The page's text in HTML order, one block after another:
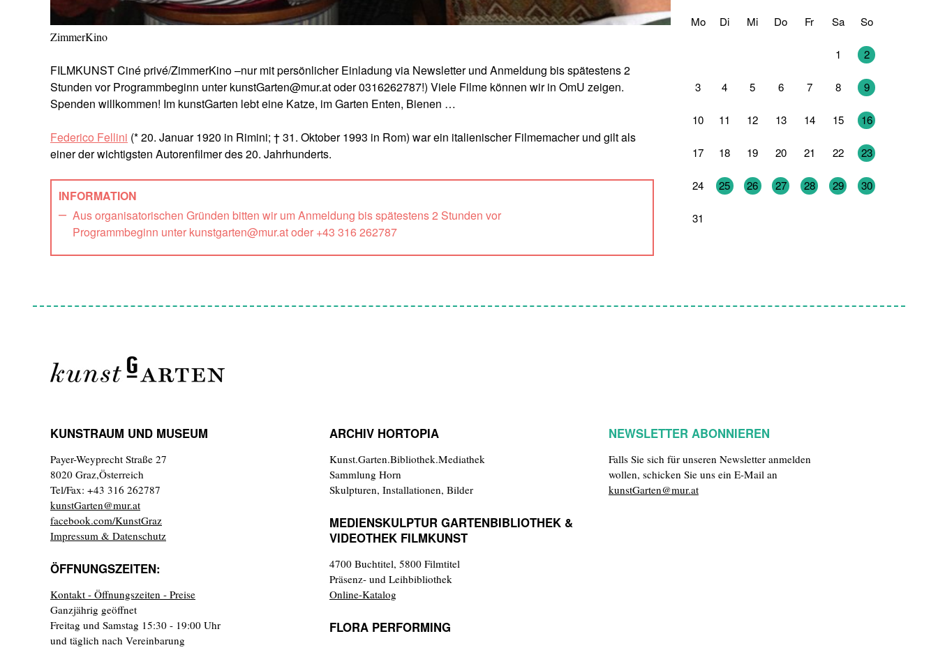
ZimmerKino
FILMKUNST Ciné privé/ZimmerKino –nur mit persönlicher Einladung via Newsletter und Anmeldung bis spätestens 2
Stunden vor Programmbeginn unter kunstGarten@mur.at oder 0316262787!) Viele Filme können wir in OmU zeigen.
Spenden willkommen! Im kunstGarten lebt eine Katze, im Garten Enten, Bienen …
Federico Fellini (* 20. Januar 1920 in Rimini; † 31. Oktober 1993 in Rom) war ein italienischer Filmemacher und gilt als
einer der wichtigsten Autorenfilmer des 20. Jahrhunderts.
INFORMATION
Aus organisatorischen Gründen bitten wir um Anmeldung bis spätestens 2 Stunden vor
Programmbeginn unter kunstgarten@mur.at oder +43 316 262787
Mo Di Mi Do Fr Sa So
1 2
3 4 5 6 7 8 9
10 11 12 13 14 15 16
17 18 19 20 21 22 23
24 25 26 27 28 29 30
31
KUNSTRAUM UND MUSEUM
Payer-Weyprecht Straße 27
8020 Graz,Österreich
Tel/Fax: +43 316 262787
kunstGarten@mur.at
facebook.com/KunstGraz
Impressum & Datenschutz
ÖFFNUNGSZEITEN:
Kontakt - Öffnungszeiten - Preise
Ganzjährig geöffnet
Freitag und Samstag 15:30 - 19:00 Uhr
und täglich nach Vereinbarung
ARCHIV HORTOPIA
Kunst.Garten.Bibliothek.Mediathek
Sammlung Horn
Skulpturen, Installationen, Bilder
MEDIENSKULPTUR GARTENBIBLIOTHEK &
VIDEOTHEK FILMKUNST
4700 Buchtitel, 5800 Filmtitel
Präsenz- und Leihbibliothek
Online-Katalog
FLORA PERFORMING
NEWSLETTER ABONNIEREN
Falls Sie sich für unseren Newsletter anmelden
wollen, schicken Sie uns ein E-Mail an
kunstGarten@mur.at